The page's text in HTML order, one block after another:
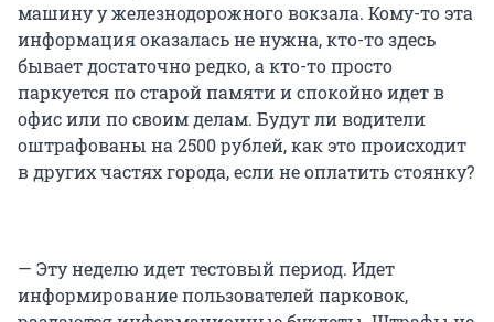
машину у железнодорожного вокзала. Кому-то эта
информация оказалась не нужна, кто-то здесь
бывает достаточно редко, а кто-то просто
паркуется по старой памяти и спокойно идет в
офис или по своим делам. Будут ли водители
оштрафованы на 2500 рублей, как это происходит
в других частях города, если не оплатить стоянку?
— Эту неделю идет тестовый период. Идет
информирование пользователей парковок,